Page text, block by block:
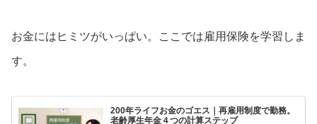
お金にはヒミツがいっぱい。ここでは雇用保険を学習しま
す。
200年ライフお金のゴエス｜再雇用制度で勤務。
老齢厚生年金４つの計算ステップ